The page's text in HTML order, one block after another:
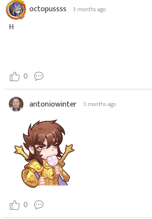
octopussss 3 months ago
H
0
antoniowinter 3 months ago
0